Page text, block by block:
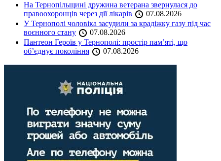
На Тернопільщині дружина ветерана звернулася до
правоохоронців через дії лікарів
07.08.2026
У Тернополі чоловіка засудили за крадіжку газу під час
воєнного стану
07.08.2026
Пантеон Героїв у Тернополі: простір пам’яті, що
об’єднує покоління
07.08.2026